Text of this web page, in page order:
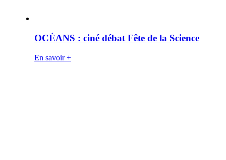
OCÉANS : ciné débat Fête de la Science
En savoir +